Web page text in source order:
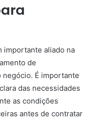
importante aliado na
de
negócio. É importante
das necessidades
as condições
antes de contratar